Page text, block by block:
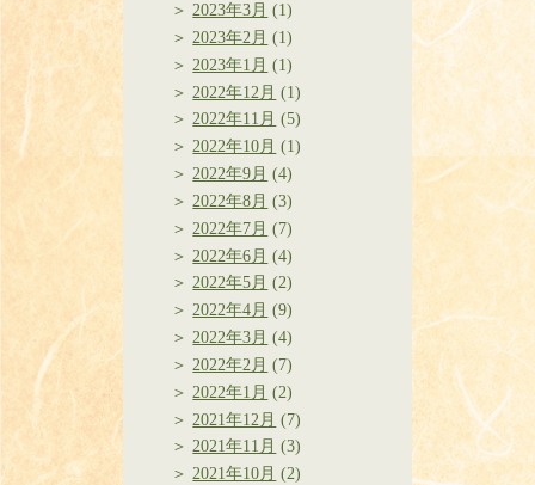
2023年3月 (1)
2023年2月 (1)
2023年1月 (1)
2022年12月 (1)
2022年11月 (5)
2022年10月 (1)
2022年9月 (4)
2022年8月 (3)
2022年7月 (7)
2022年6月 (4)
2022年5月 (2)
2022年4月 (9)
2022年3月 (4)
2022年2月 (7)
2022年1月 (2)
2021年12月 (7)
2021年11月 (3)
2021年10月 (2)